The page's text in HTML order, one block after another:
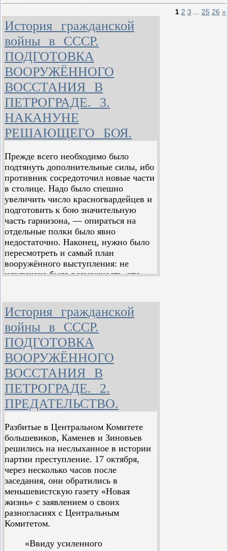
1 2 3 25 26 »
История гражданской
войны в СССР.
ПОДГОТОВКА
ВООРУЖЁННОГО
ВОССТАНИЯ В
ПЕТРОГРАДЕ. 3.
НАКАНУНЕ
РЕШАЮЩЕГО БОЯ.
Прежде всего необходимо было
подтянуть дополнительные силы, ибо
противник сосредоточил новые части
в столице. Надо было спешно
увеличить число красногвардейцев и
подготовить к бою значительную
часть гарнизона, — опираться на
отдельные полки было явно
недостаточно. Наконец, нужно было
пересмотреть и самый план
вооружённого выступления: не
исключена была возможность, что
Практическое выполнение решений
Центрального Комитета
большевистской партии перешло в
руки Военно-революционного
комитета, душой и вдохновителем
которого стал Партийный центр во
главе со Сталиным, избранный
Центральным Комитетом
большевиков для практического
руководства восстанием.
Под непосредственным руководством
Партийного центра Военно-
революционный комитет превратился
в боевой штаб вооружённого
восстания. Он быстро сосредоточил в
своих руках связи со всеми частями
гарнизона и оперативное руководство
Красной гвардией — главной боевой
силой вооружённого восстания.
Авторитет Военно-революционного
комитета в солдатских массах рос с
каждым днём; его распоряжения
История гражданской
войны в СССР.
ПОДГОТОВКА
ВООРУЖЁННОГО
ВОССТАНИЯ В
ПЕТРОГРАДЕ. 2.
ПРЕДАТЕЛЬСТВО.
Разбитые в Центральном Комитете
большевиков, Каменев и Зиновьев
решились на неслыханное в истории
партии преступление. 17 октября,
через несколько часов после
заседания, они обратились в
меньшевистскую газету «Новая
жизнь» с заявлением о своих
разногласиях с Центральным
Комитетом.
«Ввиду усиленного